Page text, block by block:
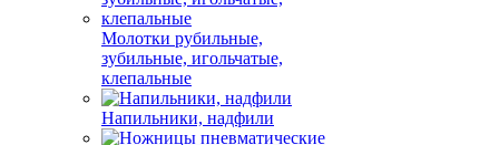
Молотки рубильные,
зубильные, игольчатые,
клепальные
Напильники, надфили